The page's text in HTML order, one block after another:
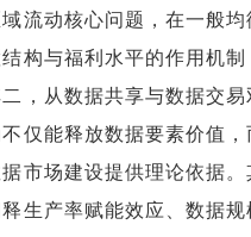
流动核心问题，在一般
构与福利水平的作用机
，从数据共享与数据交
仅能释放数据要素价值
市场建设提供理论依据
生产率赋能效应、数据